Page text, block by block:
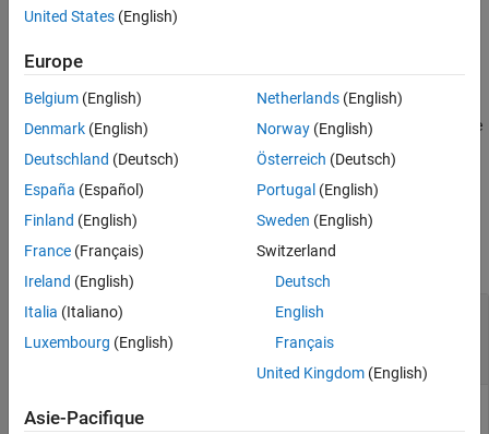
Voir aussi
valeurs d'ID, d'état et de géométrie spécifiées données dans
exemple
status = addObstacle( capsuleListObj,obstacleStruct
renvoie
en outre un indicateur indiquant si chaque obstacle spécifié a été
ajouté, mis à jour ou un doublon.
Exemples
réduire tout
Construisez des chemins corporels de l'ego en
3D et vérifiez les collisions avec des obstacles
en 3D
United States (English)
Europe
Belgium (English)
Denmark (English)
Deutschland (Deutsch)
España (Español)
Finland (English)
France (Français)
Ireland (English)
Italia (Italiano)
Luxembourg (English)
Netherlands(English)
Norway(English)
Österreich (Deutsch)
Portugal (English)
Sweden (English)
Switzerland
Deutsch
English
Français
United Kingdom(English)
Asie-Pacifique